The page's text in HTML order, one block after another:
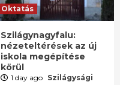
Oktatás
Szilágynagyfalu:
nézeteltérések az új
iskola megépítése
körül
1 day ago Szilágysági